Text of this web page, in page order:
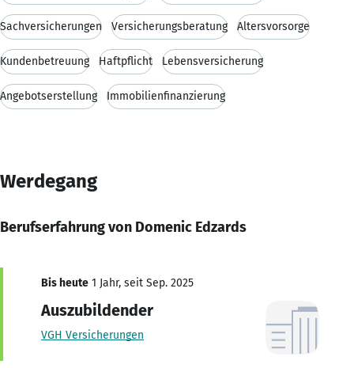
Sachversicherungen Versicherungsberatung Altersvorsorge
Kundenbetreuung Haftpflicht Lebensversicherung
Angebotserstellung Immobilienfinanzierung
Werdegang
Berufserfahrung von Domenic Edzards
Bis heute 1 Jahr, seit Sep. 2025
Auszubildender
VGH Versicherungen